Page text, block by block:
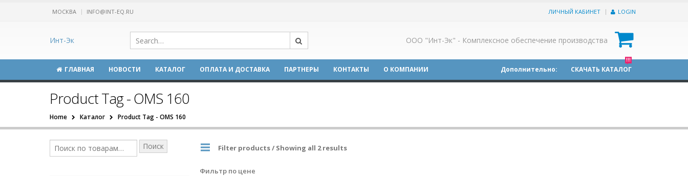
МОСКВА INFO@INT-EQ.RU ЛИЧНЫЙ КАБИНЕТ LOGIN
Инт-Эк ООО "Инт-Эк" - Комплексное обеспечение производства
ГЛАВНАЯ НОВОСТИ КАТАЛОГ ОПЛАТА И ДОСТАВКА ПАРТНЕРЫ КОНТАКТЫ О КОМПАНИИ Дополнительно: СКАЧАТЬ КАТАЛОГ
!!!
Product Tag - OMS 160
Home Каталог Product Tag - OMS 160
Filter products / Showing all 2 results
Фильтр по цене
Поиск